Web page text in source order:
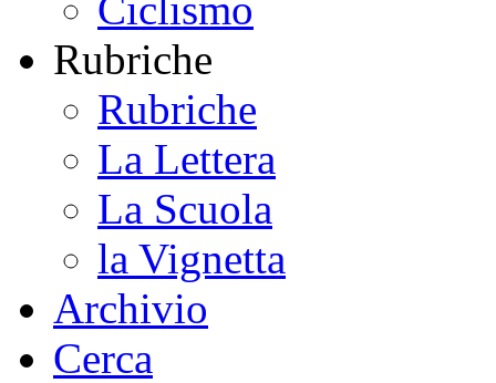
Rubriche
Rubriche
La Lettera
La Scuola
la Vignetta
Archivio
Cerca